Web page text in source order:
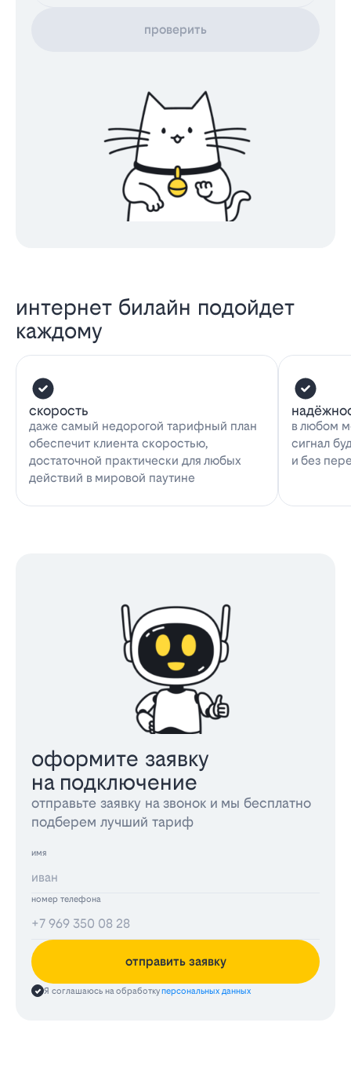
проверить
интернет билайн подойдет
каждому
скорость
даже самый недорогой тарифный план
обеспечит клиента скоростью,
достаточной практически для любых
действий в мировой паутине
в любом
сигнал
и без
оформите заявку
на подключение
отправьте заявку на звонок и мы бесплатно
подберем лучший тариф
имя
номер телефона
отправить заявку
Я соглашаюсь на обработкуперсональных данных